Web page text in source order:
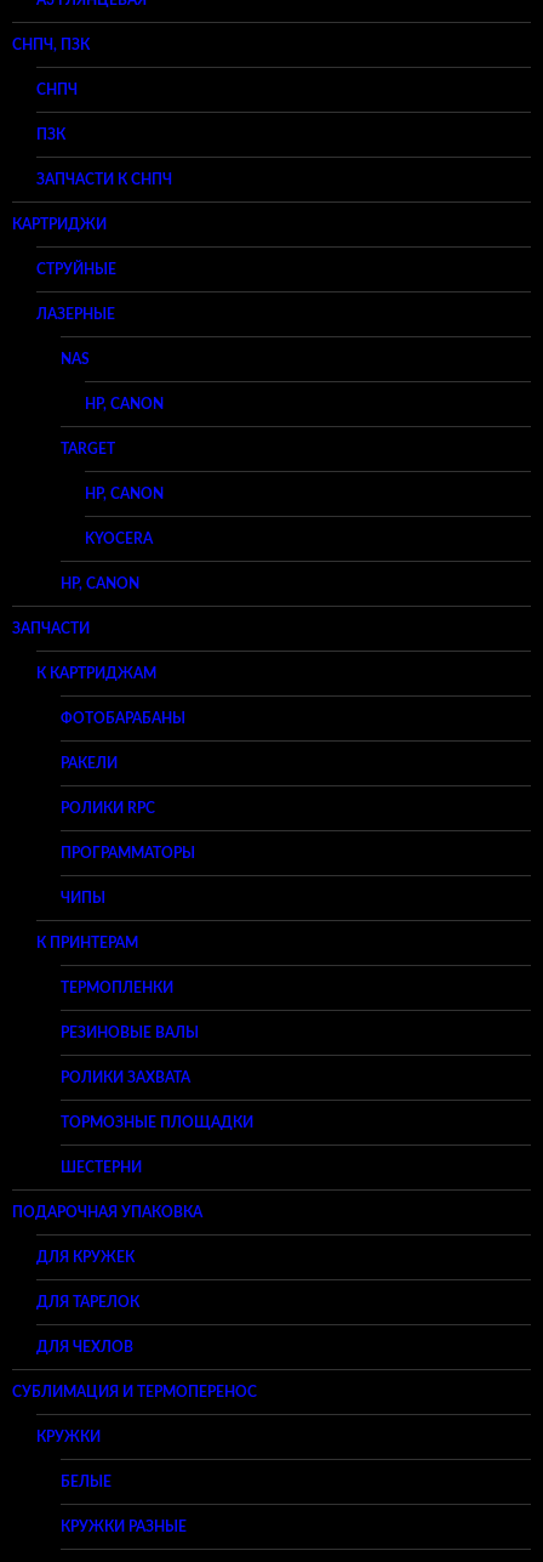
СНПЧ, ПЗК
СНПЧ
ПЗК
ЗАПЧАСТИ К СНПЧ
КАРТРИДЖИ
СТРУЙНЫЕ
ЛАЗЕРНЫЕ
NAS
HP, CANON
TARGET
HP, CANON
KYOCERA
HP, CANON
ЗАПЧАСТИ
К КАРТРИДЖАМ
ФОТОБАРАБАНЫ
РАКЕЛИ
РОЛИКИ RPC
ПРОГРАММАТОРЫ
ЧИПЫ
К ПРИНТЕРАМ
ТЕРМОПЛЕНКИ
РЕЗИНОВЫЕ ВАЛЫ
РОЛИКИ ЗАХВАТА
ТОРМОЗНЫЕ ПЛОЩАДКИ
ШЕСТЕРНИ
ПОДАРОЧНАЯ УПАКОВКА
ДЛЯ КРУЖЕК
ДЛЯ ТАРЕЛОК
ДЛЯ ЧЕХЛОВ
СУБЛИМАЦИЯ И ТЕРМОПЕРЕНОС
КРУЖКИ
БЕЛЫЕ
КРУЖКИ РАЗНЫЕ